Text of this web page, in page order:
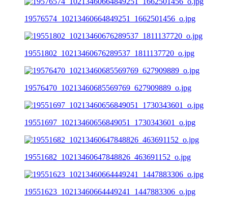
19576574_10213460664849251_1662501456_o.jpg
19551802_10213460676289537_1811137720_o.jpg
19576470_10213460685569769_627909889_o.jpg
19551697_10213460656849051_1730343601_o.jpg
19551682_10213460647848826_463691152_o.jpg
19551623_10213460664449241_1447883306_o.jpg